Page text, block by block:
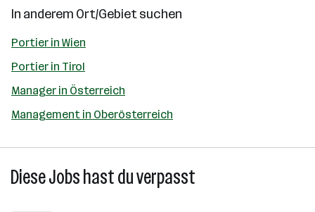
In anderem Ort/Gebiet suchen
Portier in Wien
Portier in Tirol
Manager in Österreich
Management in Oberösterreich
Diese Jobs hast du verpasst